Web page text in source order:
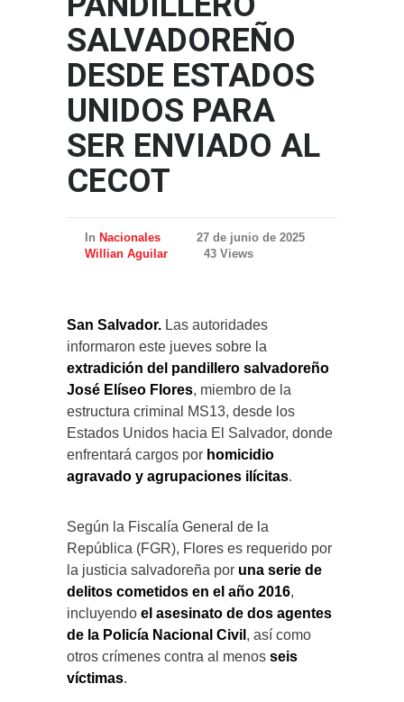
SALVADOREÑO
DESDE ESTADOS
UNIDOS PARA
SER ENVIADO AL
CECOT
In Nacionales
27 de junio de 2025
Willian Aguilar
43 Views
San Salvador. Las autoridades
informaron este jueves sobre la
extradición del pandillero salvadoreño
José Elíseo Flores, miembro de la
estructura criminal MS13, desde los
Estados Unidos hacia El Salvador, donde
enfrentará cargos por homicidio
agravado y agrupaciones ilícitas.
Según la Fiscalía General de la
República (FGR), Flores es requerido por
la justicia salvadoreña por una serie de
delitos cometidos en el año 2016,
incluyendo el asesinato de dos agentes
de la Policía Nacional Civil , así como
otros crímenes contra al menos seis
víctimas.